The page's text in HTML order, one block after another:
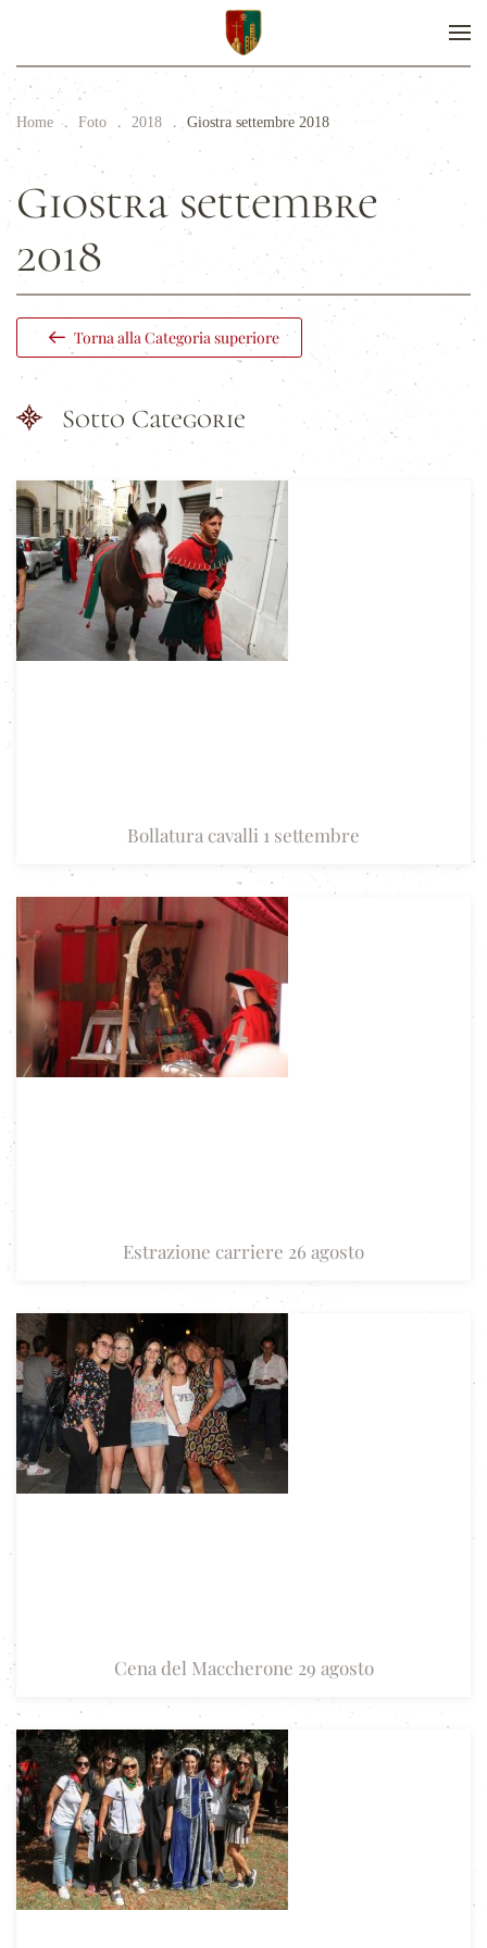
Home Foto 2018 Giostra settembre 2018
Giostra settembre
2018
Torna alla Categoria superiore
Sotto Categorie
Bollatura cavalli 1 settembre
Estrazione carriere 26 agosto
Cena del Maccherone 29 agosto